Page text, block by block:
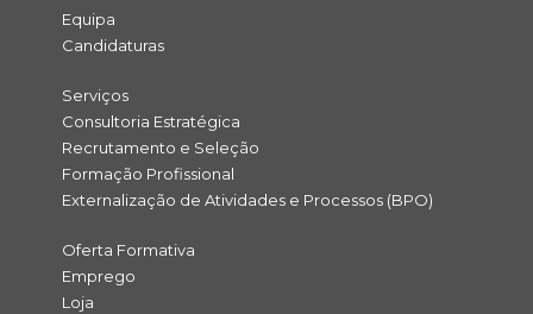
Equipa
Candidaturas
Serviços
Consultoria Estratégica
Recrutamento e Seleção
Formação Profissional
Externalização de Atividades e Processos (BPO)
Oferta Formativa
Emprego
Loja